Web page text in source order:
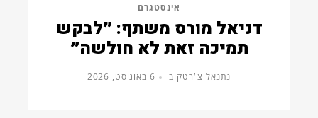
אינסטגרם
דניאל מורס משתף: ״לבקש
תמיכה זאת לא חולשה״
נתנאל צ׳רטקוב 6 באוגוסט, 2026